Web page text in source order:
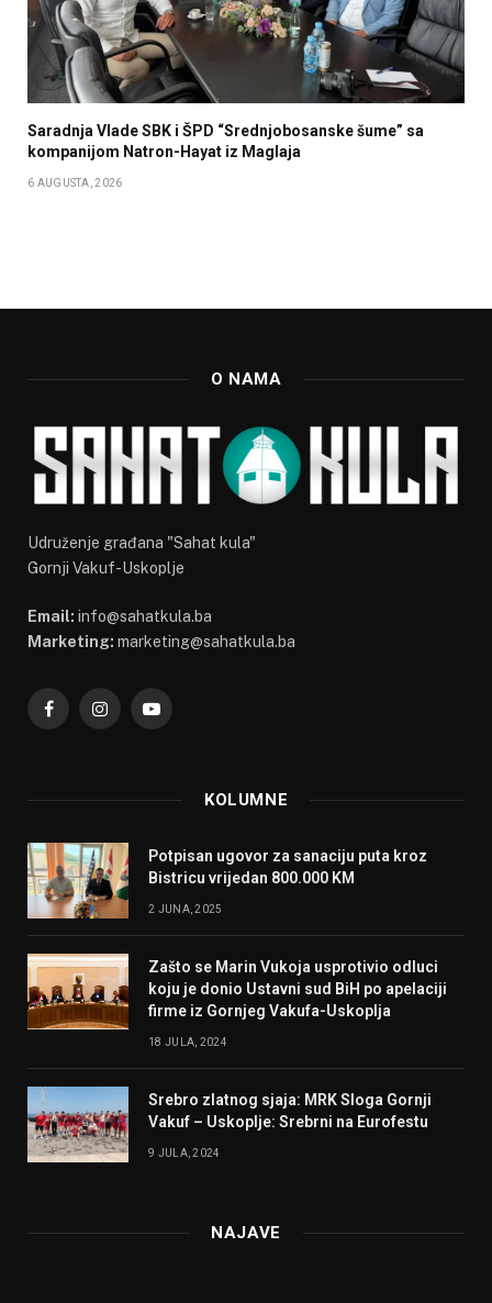
Saradnja Vlade SBK i ŠPD “Srednjobosanske šume” sa
kompanijom Natron-Hayat iz Maglaja
6 AUGUSTA, 2026
O NAMA
Udruženje građana "Sahat kula"
Gornji Vakuf-Uskoplje
Email: info@sahatkula.ba
Marketing: marketing@sahatkula.ba
FacebookInstagramYouTube
KOLUMNE
Potpisan ugovor za sanaciju puta kroz
Bistricu vrijedan 800.000 KM
2 JUNA, 2025
Zašto se Marin Vukoja usprotivio odluci
koju je donio Ustavni sud BiH po apelaciji
firme iz Gornjeg Vakufa-Uskoplja
18 JULA, 2024
Srebro zlatnog sjaja: MRK Sloga Gornji
Vakuf – Uskoplje: Srebrni na Eurofestu
9 JULA, 2024
NAJAVE